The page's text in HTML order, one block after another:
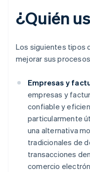
¿Quién
Los siguientes tipos
mejorar sus
Empresas y
empresas y
confiable y
particularmente
una alternativa
tradicionales de
transacciones
comercio